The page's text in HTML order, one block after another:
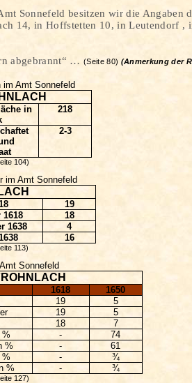
Sonnefeld besitzen wir die
14, in Hoffstetten 10, inLeutendorf ,
abgebrannt“ …(Seite 80) (Anmerkung der
im Amt Sonnefeld
in
218
2-3
104)
im Amt Sonnefeld
19
1618
18
1638
4
16
113)
Sonnefeld
1618
1650
19
5
19
5
18
7
%
-
74
% -
61
%
-
¾
%
- ¾
127)